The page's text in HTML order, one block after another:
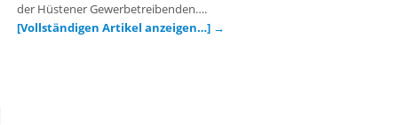
der Hüstener Gewerbetreibenden….
[Vollständigen Artikel anzeigen…] →